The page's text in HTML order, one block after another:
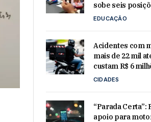
sobe seis
EDUCAÇÃO
Acidentes com
mais de 22 mil
custam R$ 6
CIDADES
“Parada Certa”:
apoio para